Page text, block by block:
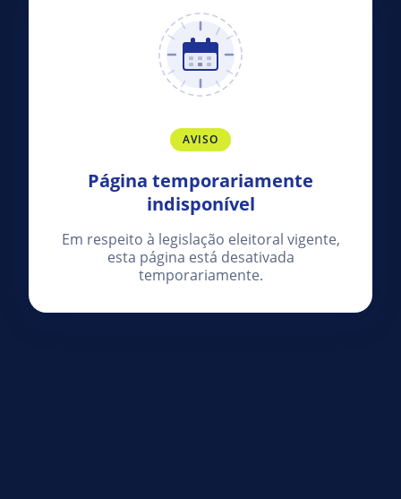
AVISO
Página temporariamente
indisponível
Em respeito à legislação eleitoral vigente,
esta página está desativada
temporariamente.